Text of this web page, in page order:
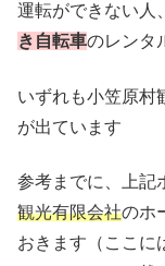
運転ができない人
き自転車のレンタ
いずれも小笠原村
が出ています
参考までに、上記
観光有限会社のホ
おきます（ここに